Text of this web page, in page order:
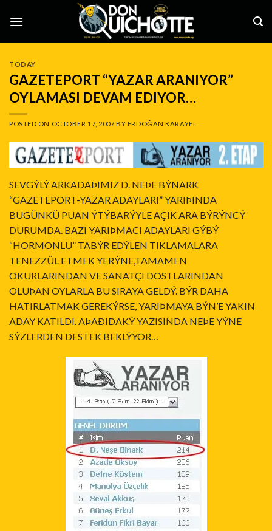
TODAY
GAZETEPORT “YAZAR ARANIYOR”
OYLAMASI DEVAM EDIYOR…
POSTED ON OCTOBER 17, 2007 BY ERDOĞAN KARAYEL
SEVGÝLÝ ARKADAÞIMIZ D. NEÞE BÝNARK
“GAZETEPORT-YAZAR ADAYLARI” YARIÞINDA
BUGÜNKÜ PUAN ÝTÝBARÝYLE AÇIK ARA BÝRÝNCÝ
DURUMDA. BAZI YARIÞMACI ADAYLARI GÝBÝ
“HORMONLU” TABÝR EDÝLEN TIKLAMALARA
TENEZZÜL ETMEK YERÝNE,TAMAMEN
OKURLARINDAN VE SANATÇI DOSTLARINDAN
OLUÞAN OYLARLA BU SIRAYA GELDÝ. BÝR DAHA
HATIRLATMAK GEREKÝRSE, YARIÞMAYA BÝN’E YAKIN
ADAY KATILDI. AÞAÐIDAKÝ YAZISINDA NEÞE YÝNE
SÝZLERDEN DESTEK BEKLÝYOR…